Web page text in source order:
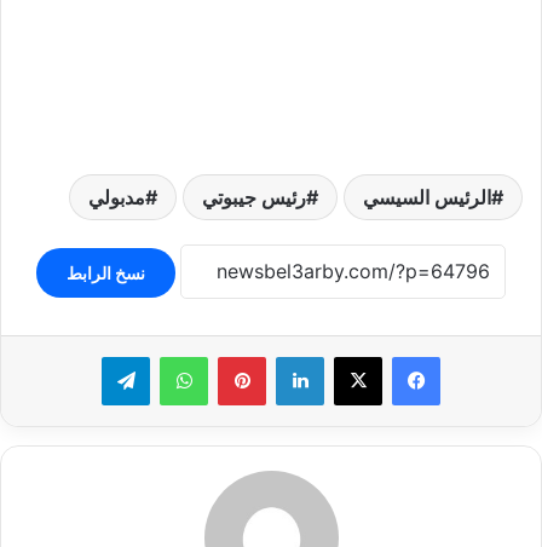
الرئيس السيسي رئيس جيبوتي مدبولي
نسخ الرابط
لينكدإن بينتيريستواتساب تيلقرام